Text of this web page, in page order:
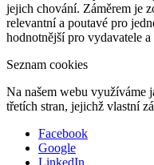
jejich chování. Záměrem je
relevantní a poutavé pro
hodnotnější pro vydavatele
Seznam cookies
Na našem webu využíváme
třetích stran, jejichž vlastní
Facebook
Google
LinkedIn